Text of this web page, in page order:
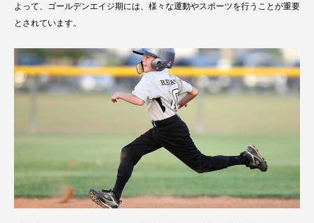
よって、ゴールデンエイジ期には、様々な運動やスポーツを行うことが重要
とされています。